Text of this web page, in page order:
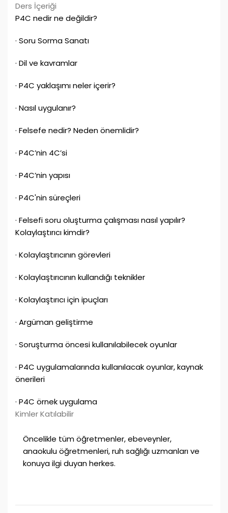
Ders İçeriği
P4C nedir ne değildir?
· Soru Sorma Sanatı
· Dil ve kavramlar
· P4C yaklaşımı neler içerir?
· Nasıl uygulanır?
· Felsefe nedir? Neden önemlidir?
· P4C’nin 4C’si
· P4C’nin yapısı
· P4C'nin süreçleri
· Felsefi soru oluşturma çalışması nasıl yapılır?
Kolaylaştırıcı kimdir?
· Kolaylaştırıcının görevleri
· Kolaylaştırıcının kullandığı teknikler
· Kolaylaştırıcı için ipuçları
· Argüman geliştirme
· Soruşturma öncesi kullanılabilecek oyunlar
· P4C uygulamalarında kullanılacak oyunlar, kaynak
önerileri
· P4C örnek uygulama
Kimler Katılabilir
Öncelikle tüm öğretmenler, ebeveynler,
anaokulu öğretmenleri, ruh sağlığı uzmanları ve
konuya ilgi duyan herkes.